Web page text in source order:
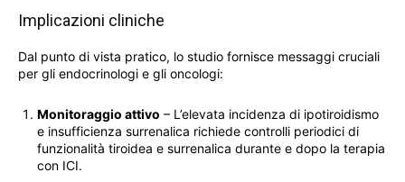
Implicazioni cliniche
Dal punto di vista pratico, lo studio fornisce messaggi cruciali
per gli endocrinologi e gli oncologi:
Monitoraggio attivo – L’elevata incidenza di ipotiroidismo
e insufficienza surrenalica richiede controlli periodici di
funzionalità tiroidea e surrenalica durante e dopo la terapia
con ICI.